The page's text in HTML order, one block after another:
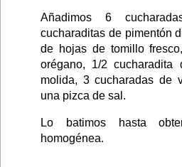
Añadimos 6
cucharaditas de pimentón
de hojas de tomillo
orégano, 1/2 cucharadita
molida, 3 cucharadas de
una pizca de sal.
Lo batimos hasta
homogénea.